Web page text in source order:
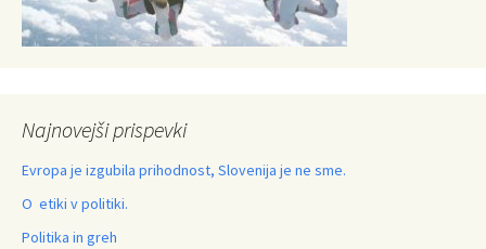
Najnovejši prispevki
Evropa je izgubila prihodnost, Slovenija je ne sme.
O etiki v politiki.
Politika in greh